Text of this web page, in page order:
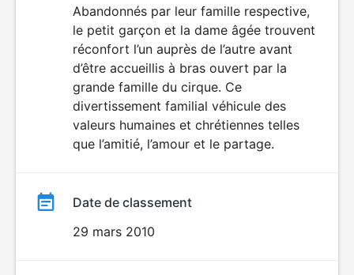
Abandonnés par leur famille respective,
le petit garçon et la dame âgée trouvent
réconfort l’un auprès de l’autre avant
d’être accueillis à bras ouvert par la
grande famille du cirque. Ce
divertissement familial véhicule des
valeurs humaines et chrétiennes telles
que l’amitié, l’amour et le partage.
Date de classement
29 mars 2010